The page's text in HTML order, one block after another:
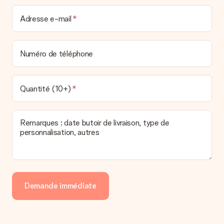
Adresse e-mail
Numéro de téléphone
Quantité (10+)
Remarques : date butoir de livraison, type de
personnalisation, autres
Demande immédiate